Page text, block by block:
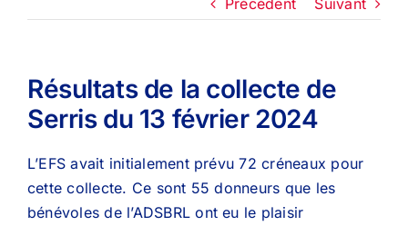
Précédent Suivant
Résultats de la collecte de
Serris du 13 février 2024
L’EFS avait initialement prévu 72 créneaux pour
cette collecte. Ce sont 55 donneurs que les
bénévoles de l’ADSBRL ont eu le plaisir